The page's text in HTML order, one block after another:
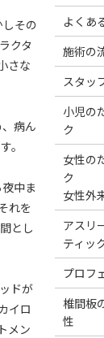
その
クタ
さな
病ん
。
中ま
れを
とし
ドが
イロ
メン
よくあ
施術の
スタッ
小児の
ク
女性の
ク
女性外
アスリ
ティッ
プロフ
椎間板
性